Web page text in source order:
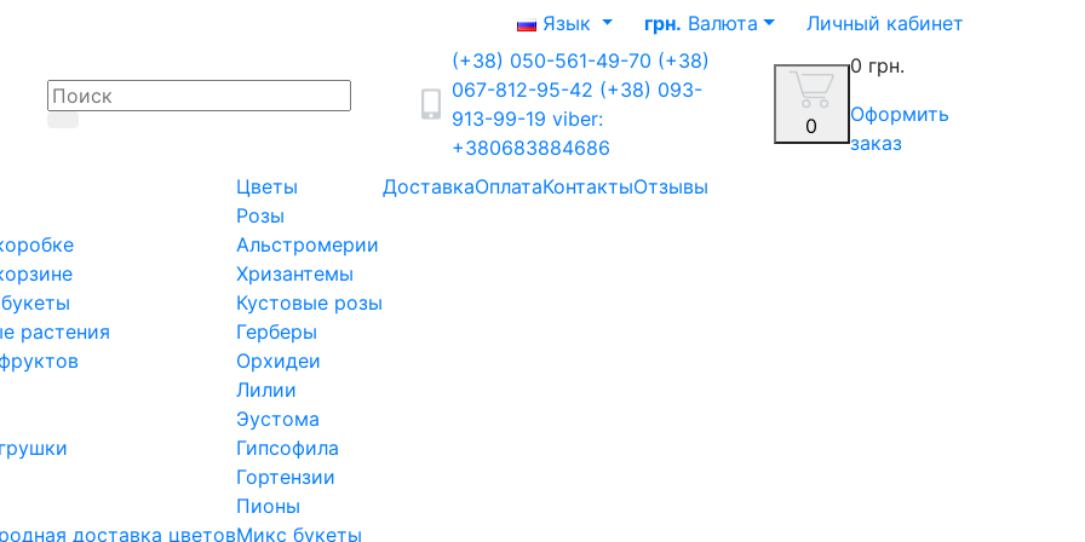
Язык грн. Валюта
Личный кабинет
(+38) 050-561-49-70 (+38)
067-812-95-42 (+38) 093-
913-99-19 viber:
+380683884686
0
0 грн.
Оформить
заказ
растения
доставка цветов
Цветы
Розы
Альстромерии
Хризантемы
Кустовые розы
Герберы
Орхидеи
Лилии
Эустома
Гипсофила
Гортензии
Пионы
Микс букеты
ДоставкаОплатаКонтактыОтзывы